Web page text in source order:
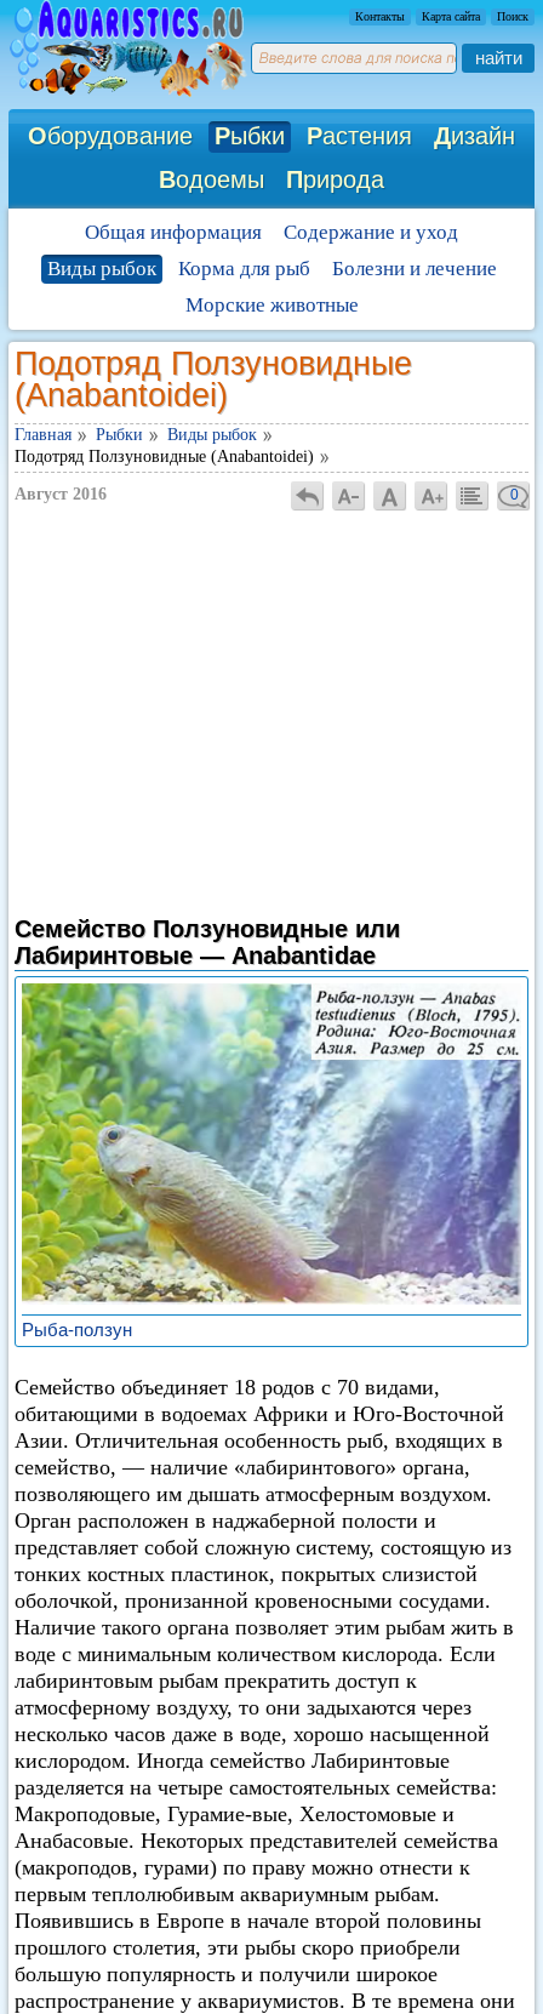
Контакты Карта сайта Поиск
найти
Оборудование Рыбки Растения Дизайн
Водоемы Природа
Общая информация
Содержание и уход
Виды рыбок
Корма для рыб
Болезни и лечение
Морские животные
Подотряд Ползуновидные
(Anabantoidei)
Главная Рыбки
Виды рыбок
Подотряд Ползуновидные (Anabantoidei)
Август 2016 0
Семейство Ползуновидные или
Лабиринтовые — Anabantidae
Рыба-ползун
Семейство объединяет 18 родов с 70 видами,
обитающими в водоемах Африки и Юго-Восточной
Азии. Отличительная особенность рыб, входящих в
семейство, — наличие «лабиринтового» органа,
позволяющего им дышать атмосферным воздухом.
Орган расположен в наджаберной полости и
представляет собой сложную систему, состоящую из
тонких костных пластинок, покрытых слизистой
оболочкой, пронизанной кровеносными сосудами.
Наличие такого органа позволяет этим рыбам жить в
воде с минимальным количеством кислорода. Если
лабиринтовым рыбам прекратить доступ к
атмосферному воздуху, то они задыхаются через
несколько часов даже в воде, хорошо насыщенной
кислородом. Иногда семейство Лабиринтовые
разделяется на четыре самостоятельных семейства:
Макроподовые, Гурамие-вые, Хелостомовые и
Анабасовые. Некоторых представителей семейства
(макроподов, гурами) по праву можно отнести к
первым теплолюбивым аквариумным рыбам.
Появившись в Европе в начале второй половины
прошлого столетия, эти рыбы скоро приобрели
большую популярность и получили широкое
распространение у аквариумистов. В те времена они